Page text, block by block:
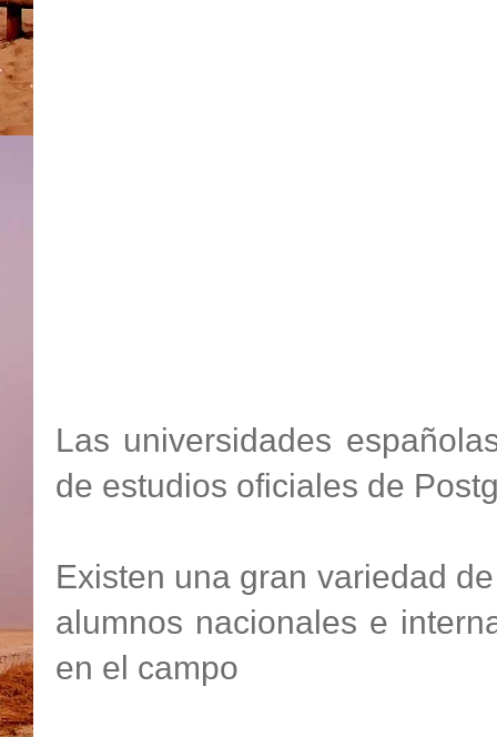
Las universidades
de estudios oficiales de
Existen una gran variedad
alumnos nacionales e
en el campo